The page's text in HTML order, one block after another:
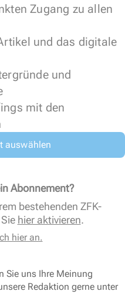
Zugang zu allen
und das digitale
und
mit den
auswählen
Abonnement?
bestehenden ZFK-
hier aktivieren.
hier an.
Sie uns Ihre Meinung
Redaktion gerne unter